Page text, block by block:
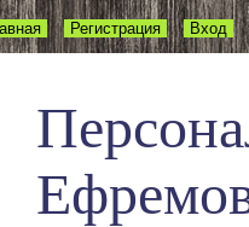
Регистрация Вход